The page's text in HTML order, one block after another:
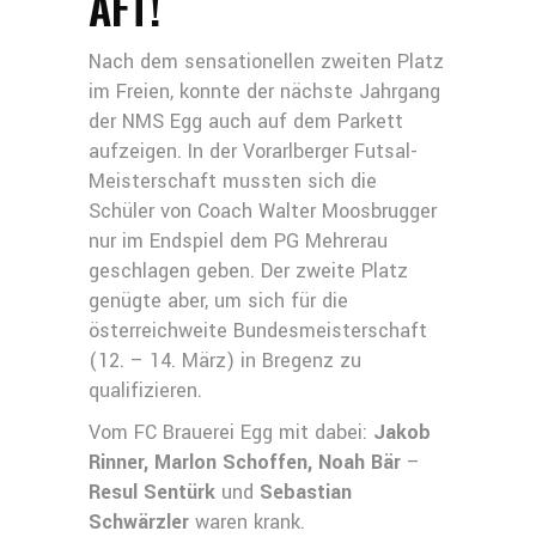
Nach dem sensationellen zweiten Platz
im Freien, konnte der nächste Jahrgang
der NMS Egg auch auf dem Parkett
aufzeigen. In der Vorarlberger Futsal-
Meisterschaft mussten sich die
Schüler von Coach Walter Moosbrugger
nur im Endspiel dem PG Mehrerau
geschlagen geben. Der zweite Platz
genügte aber, um sich für die
österreichweite Bundesmeisterschaft
(12. – 14. März) in Bregenz zu
qualifizieren.
Vom FC Brauerei Egg mit dabei: Jakob
Rinner, Marlon Schoffen, Noah Bär –
Resul Sentürk und Sebastian
Schwärzler waren krank.